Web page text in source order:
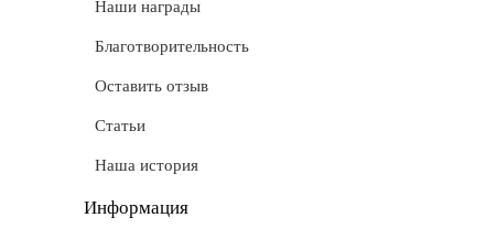
Доставка
Условные обозначения
Документы
Обмен и возврат
Частые вопросы
Наши награды
Благотворительность
Оставить отзыв
Статьи
Наша история
Информация